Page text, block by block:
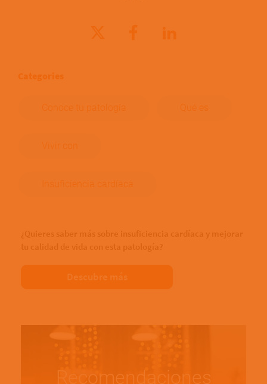
Categories
Conoce tu patología Qué es
Vivir con
Insuficiencia cardíaca
Descubre más
Recomendaciones